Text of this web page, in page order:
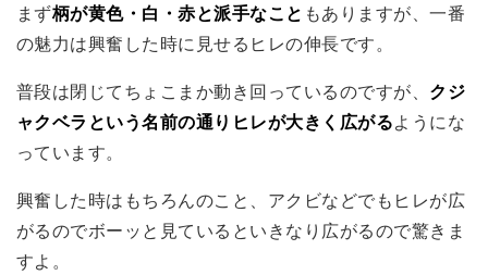
まず柄が黄色・白・赤と派手なこと もありますが、一番
の魅力は興奮した時に見せるヒレの伸長です。
普段は閉じてちょこまか動き回っているのですが、 クジ
ャクベラという名前の通りヒレが大きく広がるようにな
っています。
興奮した時はもちろんのこと、アクビなどでもヒレが広
がるのでボーッと見ているといきなり広がるので驚きま
すよ。